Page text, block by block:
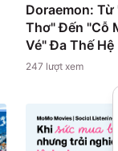
Doraemon: Từ
Thơ" Đến "Cỗ
Vé" Đa Thế Hệ
247 lượt xem